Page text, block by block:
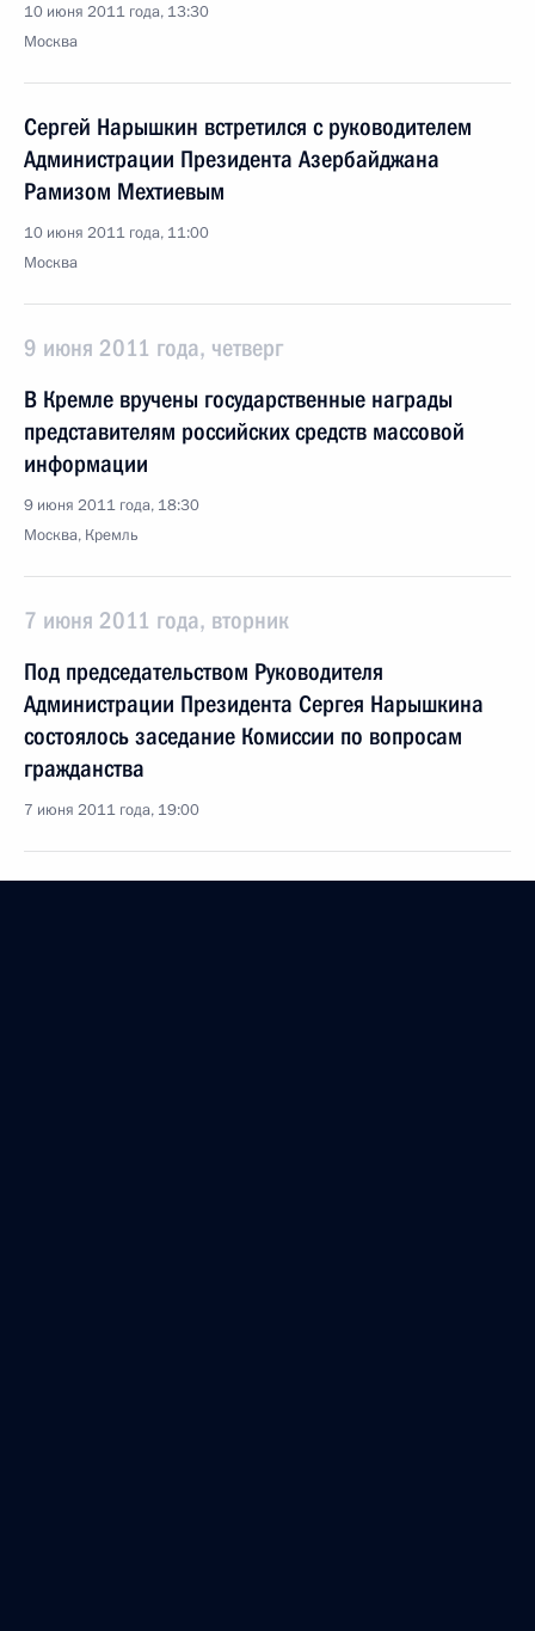
10 июня 2011 года, 13:30
Москва
Сергей Нарышкин встретился с руководителем
Администрации Президента Азербайджана
Рамизом Мехтиевым
10 июня 2011 года, 11:00
Москва
9 июня 2011 года, четверг
В Кремле вручены государственные награды
представителям российских средств массовой
информации
9 июня 2011 года, 18:30
Москва, Кремль
7 июня 2011 года, вторник
Под председательством Руководителя
Администрации Президента Сергея Нарышкина
состоялось заседание Комиссии по вопросам
гражданства
7 июня 2011 года, 19:00